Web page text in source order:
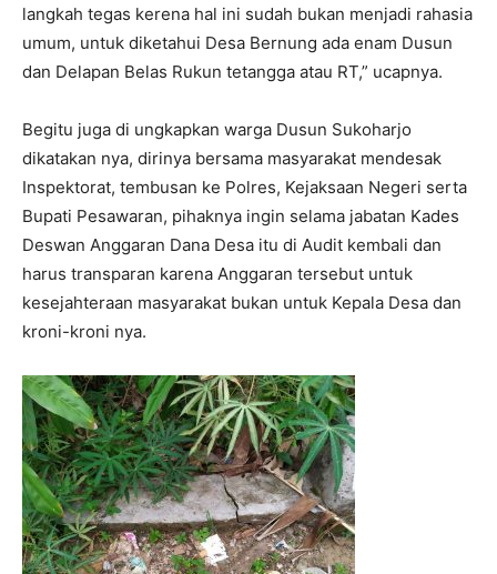
langkah tegas kerena hal ini sudah bukan menjadi rahasia
umum, untuk diketahui Desa Bernung ada enam Dusun
dan Delapan Belas Rukun tetangga atau RT,” ucapnya.
Begitu juga di ungkapkan warga Dusun Sukoharjo
dikatakan nya, dirinya bersama masyarakat mendesak
Inspektorat, tembusan ke Polres, Kejaksaan Negeri serta
Bupati Pesawaran, pihaknya ingin selama jabatan Kades
Deswan Anggaran Dana Desa itu di Audit kembali dan
harus transparan karena Anggaran tersebut untuk
kesejahteraan masyarakat bukan untuk Kepala Desa dan
kroni-kroni nya.